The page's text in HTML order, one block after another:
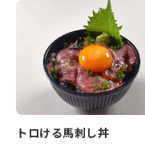
トロける馬刺し丼